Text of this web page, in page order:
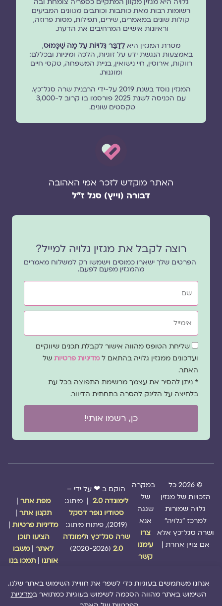
רשומות רבות מאת כותבות וכותבים מגוונים המביעים
קולות שונים במאמרים, שירים, תפילות, מסות פרוזה,
וראיונות אישיים המרחיבים את הדעת.
מטרת המגזין היאלְדַבֵּר גְּלוּיוֹת עַל מָה שֶׁכָּמוּס,
באמצעות הנגשת ידע על זוגיות, הלכה ומיניות ובכללם:
רווקות, אירוסין, חיי נישואין, בניית המשפחה, טקסי חיים
ומוגנוּת.
המגזין נוסד בשנת 2019 על-ידי הרבנית שרה סגל־כץ.
עם הכניסה לשנת 2025 פורסמו בו קרוב ל-3,000
טקסטים שונים.
האתר מוקדש לזכר אמי האהובה
דבורה (וייץ) סגל ז"ל
רוצה לקבל את מגזין גלויה למייל?
הפרטים שלך ישארו כמוסים וישמשו רק למשלוח מאמרים
מהמגזין מפעם לפעם.
שם
אימייל
שדהשליחת הטופס מהווה אישור לקבלת תכנים שיווקיים
ועדכונים ממגזין גלויה בהתאם ל מדיניות פרטיותשל
האתר.
* ניתן להסיר את עצמך מרשימת התפוצה בכל עת
בלחיצה על הלינק להסרה בתחתית הדיוור.
כן, רשמו אותי!
© 2026 כל
הזכויות של מגזין
גלויה שמורות
למרכז "גלויה"
ושרה סגל־כץ אלא
אם צויין אחרת |
במקרה
של
שגגה
אנא
צרו
עימנו
קשר
הוקם ב ❤ על ידי –
לימונדה 2.0
| מיתוג:
סטודיו נופר דסקל
שרה סגל־כץולימונדה
2.0
(2020-2026)
מפת אתר|
תקנון אתר|
מדיניות פרטיות|
הציעו תוכן
לאתר| משבו
אותנו| תמכו בנו